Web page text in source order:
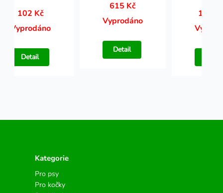
102 Kč
Vyprodáno
Detail
615 Kč
Vyprodáno
Detail
1 292
Kategorie
Pro psy
Pro kočky